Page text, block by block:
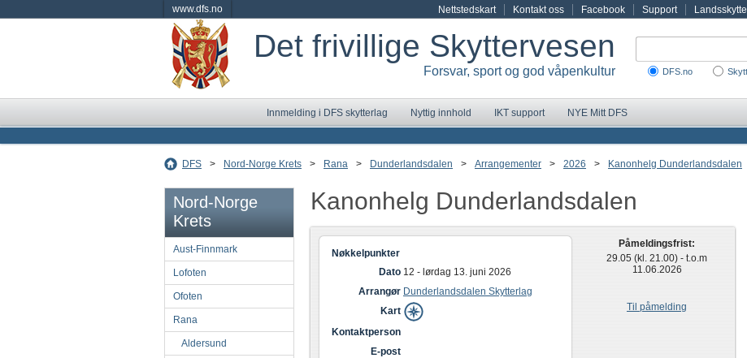
www.dfs.no Nettstedskart Kontakt oss Facebook Support
Det frivillige Skyttervesen
Forsvar, sport og god våpenkultur DFS.no
Innmelding i DFS skytterlag Nyttig innhold IKT support NYE Mitt DFS
DFS > Nord-Norge Krets > Rana > Dunderlandsdalen > Arrangementer > 2026 > Kanonhelg Dunderlandsdalen
Nord-Norge
Krets
Aust-Finnmark
Lofoten
Ofoten
Rana
Aldersund
Kanonhelg Dunderlandsdalen
Nøkkelpunkter
Dato 12 - lørdag 13. juni 2026
Arrangør Dunderlandsdalen Skytterlag
Kart
Kontaktperson
E-post
Påmeldingsfrist:
29.05 (kl. 21.00) - t.o.m
11.06.2026
Til påmelding